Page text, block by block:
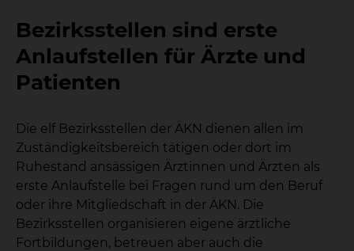
Bezirksstellen sind erste
Anlaufstellen für Ärzte und
Patienten
Die elf Bezirksstellen der ÄKN dienen allen im
Zuständigkeitsbereich tätigen oder dort im
Ruhestand ansässigen Ärztinnen und Ärzten als
erste Anlaufstelle bei Fragen rund um den Beruf
oder ihre Mitgliedschaft in der ÄKN. Die
Bezirksstellen organisieren eigene ärztliche
Fortbildungen, betreuen aber auch die